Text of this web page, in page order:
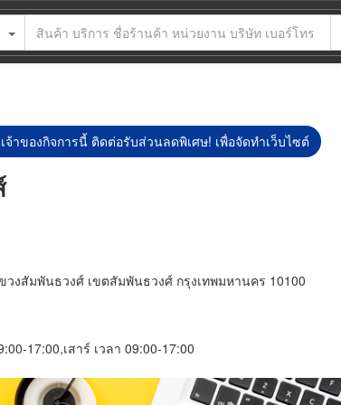
าของกิจการนี้ ติดต่อรับส่วนลดพิเศษ! เพื่อจัดทำเว็บไซต์
งสัมพันธวงศ์ เขตสัมพันธวงศ์ กรุงเทพมหานคร 10100
17:00,เสาร์ เวลา 09:00-17:00